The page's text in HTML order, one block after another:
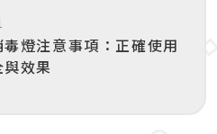
燈注意事項：正確使用
效果